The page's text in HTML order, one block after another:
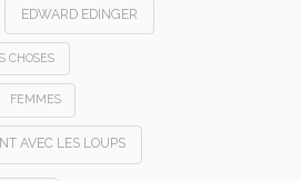
EDWARD EDINGER
CHOSES
FEMMES
AVEC LES LOUPS